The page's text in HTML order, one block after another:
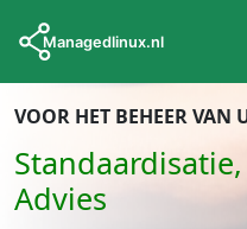
VOOR HET BEHEER VAN
Advies